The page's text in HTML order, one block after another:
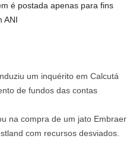
é postada apenas para fins
ANI
um inquérito em Calcutá
de fundos das contas
na compra de um jato Embraer
com recursos desviados.